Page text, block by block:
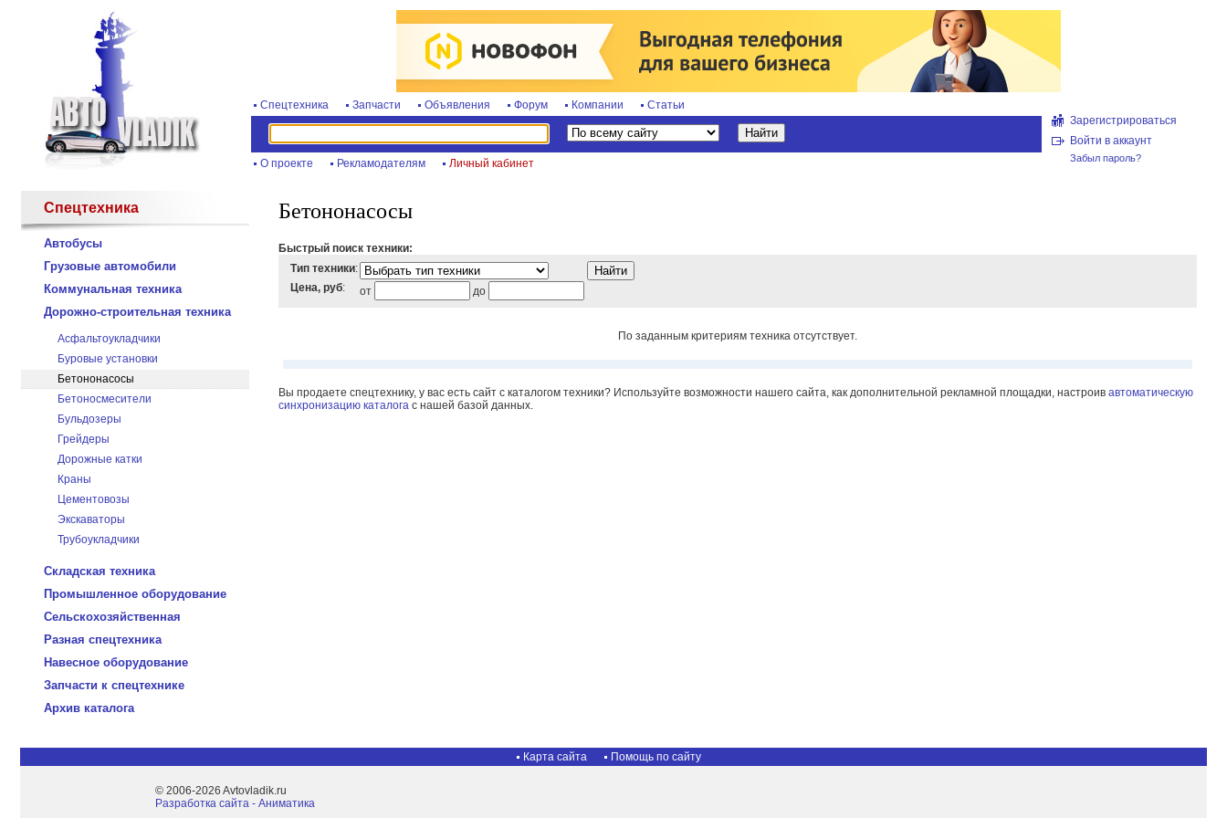
Спецтехника Запчасти Объявления Форум Компании Статьи
О проекте Рекламодателям Личный кабинет
Зарегистрироваться
Войти в аккаунт
Забыл пароль?
Спецтехника
Автобусы
Грузовые автомобили
Коммунальная техника
Дорожно-строительная техника
Асфальтоукладчики
Буровые установки
Бетононасосы
Бетоносмесители
Бульдозеры
Грейдеры
Дорожные катки
Краны
Цементовозы
Экскаваторы
Трубоукладчики
Складская техника
Промышленное оборудование
Сельскохозяйственная
Разная спецтехника
Навесное оборудование
Запчасти к спецтехнике
Архив каталога
Бетононасосы
Быстрый поиск техники:
Тип техники:
Цена, руб: от до
По заданным критериям техника отсутствует.
Вы продаете спецтехнику, у вас есть сайт с каталогом техники? Используйте возможности нашего сайта, как дополнительной рекламной площадки, настроив автоматическую
синхронизацию каталога с нашей базой данных.
Карта сайта Помощь по сайту
© 2006-2026 Avtovladik.ru
Разработка сайта - Aниматика